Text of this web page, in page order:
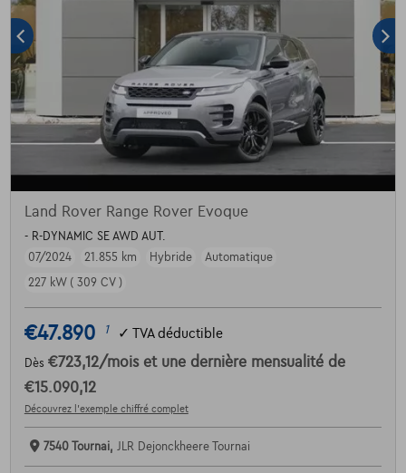
Land Rover Range Rover Evoque
- R-DYNAMIC SE AWD AUT.
07/2024
21.855 km Hybride
Automatique
227 kW ( 309 CV )
€47.890 1 ✓ TVA déductible
Dès €723,12/mois et une dernière mensualité de
€15.090,12
Découvrez l’exemple chiffré complet
7540 Tournai, JLR Dejonckheere Tournai